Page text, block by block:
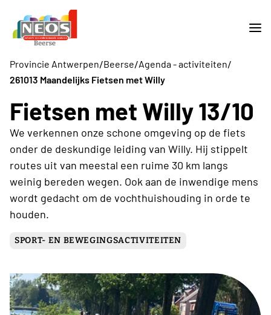
Provincie Antwerpen/Beerse/Agenda - activiteiten/
261013 Maandelijks Fietsen met Willy
Fietsen met Willy 13/10
We verkennen onze schone omgeving op de fiets
onder de deskundige leiding van Willy. Hij stippelt
routes uit van meestal een ruime 30 km langs
weinig bereden wegen. Ook aan de inwendige mens
wordt gedacht om de vochthuishouding in orde te
houden.
SPORT- EN BEWEGINGSACTIVITEITEN